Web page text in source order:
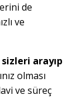
de
ve
sizleri arayıp
olması
ve süreç